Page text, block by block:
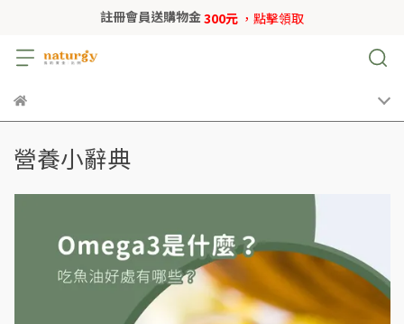
註冊會員送購物金300元 ，點擊領取
營養小辭典